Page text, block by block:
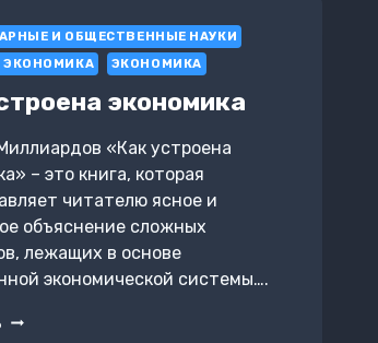
CHANGE
YOUR
LIFE
И ОБЩЕСТВЕННЫЕ НАУКИ
ЭКОНОМИКА
ЭКОНОМИКА
экономика
«Как устроена
– это книга, которая
читателю ясное и
объяснение сложных
лежащих в основе
экономической системы….
КАК